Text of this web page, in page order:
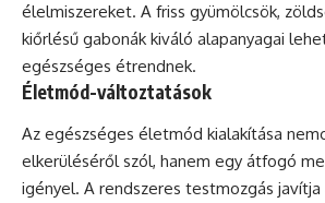
élelmiszereket. A friss gyümölcsök,
kiőrlésű gabonák kiváló alapanyagai
egészséges étrendnek.
Életmód-változtatások
Az egészséges életmód kialakítása
elkerüléséről szól, hanem egy átfogó
igényel. A rendszeres testmozgás javítja